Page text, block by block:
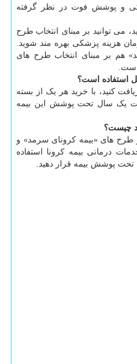
و پوشش فوت در نظر گرفته
می توانید بر مبنای انتخاب طرح
۱ تا ۵ میلیون تومان هزینه پزشکی بهره مند شوید.
هم بر مبنای انتخاب طرح های
استفاده است؟
کنید، با خرید هر یک از بسته
یک سال تحت پوشش این بیمه
چیست؟
طرح های «بیمه کرونای سرمد» و
درمانی بیمه کرونا استفاده
تحت پوشش بیمه قرار دهید.